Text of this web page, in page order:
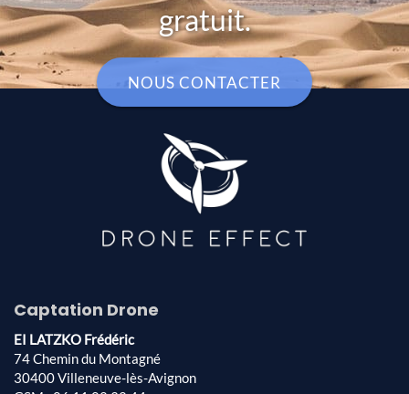
gratuit.
NOUS CONTACTER
Captation Drone
EI LATZKO Frédéric
74 Chemin du Montagné
30400 Villeneuve-lès-Avignon